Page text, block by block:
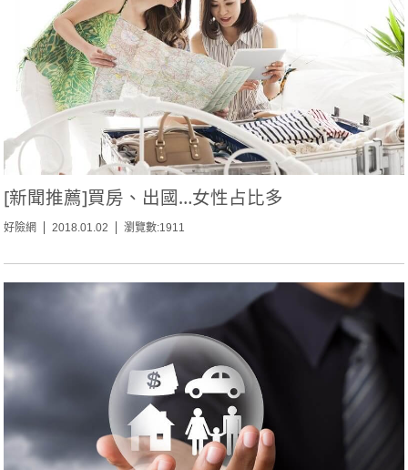
[新聞推薦]買房、出國…女性占比多
好險網 2018.01.02 瀏覽數:1911